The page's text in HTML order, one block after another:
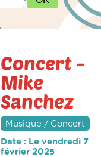
Concert -
Mike
Sanchez
Musique / Concert
Date : Le vendredi 7
février 2025